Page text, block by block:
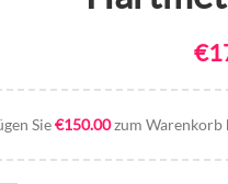
€
Sie€150.00zum Warenkorb